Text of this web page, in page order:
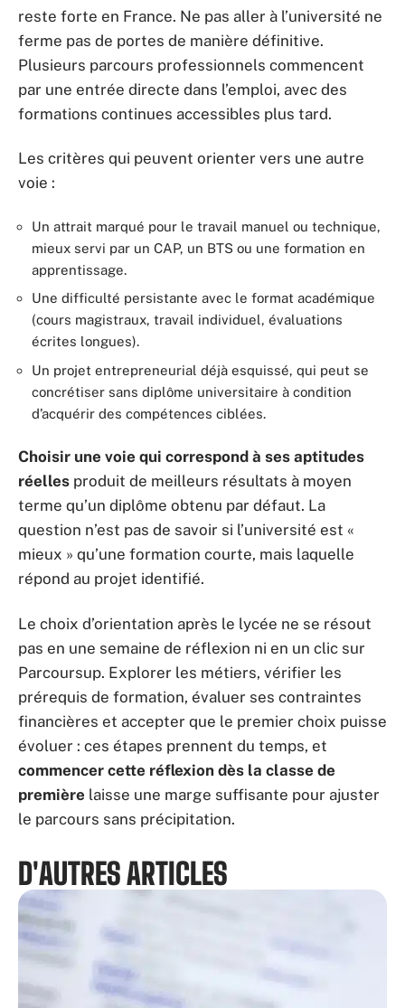
reste forte en France. Ne pas aller à l’université ne
ferme pas de portes de manière définitive.
Plusieurs parcours professionnels commencent
par une entrée directe dans l’emploi, avec des
formations continues accessibles plus tard.
Les critères qui peuvent orienter vers une autre
voie :
Un attrait marqué pour le travail manuel ou technique,
mieux servi par un CAP, un BTS ou une formation en
apprentissage.
Une difficulté persistante avec le format académique
(cours magistraux, travail individuel, évaluations
écrites longues).
Un projet entrepreneurial déjà esquissé, qui peut se
concrétiser sans diplôme universitaire à condition
d’acquérir des compétences ciblées.
Choisir une voie qui correspond à ses aptitudes
réelles produit de meilleurs résultats à moyen
terme qu’un diplôme obtenu par défaut. La
question n’est pas de savoir si l’université est «
mieux » qu’une formation courte, mais laquelle
répond au projet identifié.
Le choix d’orientation après le lycée ne se résout
pas en une semaine de réflexion ni en un clic sur
Parcoursup. Explorer les métiers, vérifier les
prérequis de formation, évaluer ses contraintes
financières et accepter que le premier choix puisse
évoluer : ces étapes prennent du temps, et
commencer cette réflexion dès la classe de
première laisse une marge suffisante pour ajuster
le parcours sans précipitation.
D'AUTRES ARTICLES